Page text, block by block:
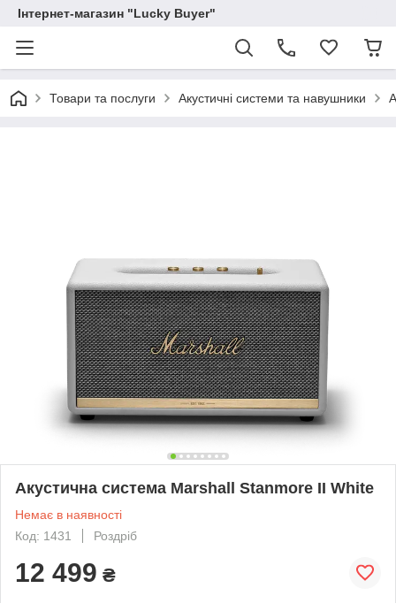
Інтернет-магазин "Lucky Buyer"
Товари та послуги Акустичні системи та навушники
Акустична система Marshall Stanmore II White
Немає в наявності
Код: 1431
Роздріб
12 499 ₴